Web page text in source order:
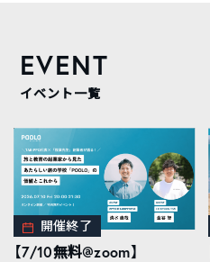
EVENT
イベント一覧
開催終了
【7/10無料@zoom】